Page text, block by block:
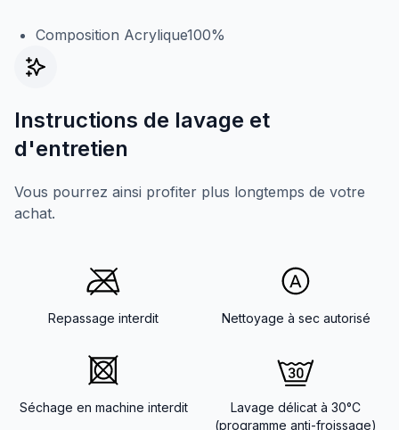
Composition Acrylique100%
Instructions de lavage et
d'entretien
Vous pourrez ainsi profiter plus longtemps de votre
achat.
Repassage interdit Nettoyage à sec autorisé
Séchage en machine interdit
Lavage délicat à 30°C
(programme anti-froissage)